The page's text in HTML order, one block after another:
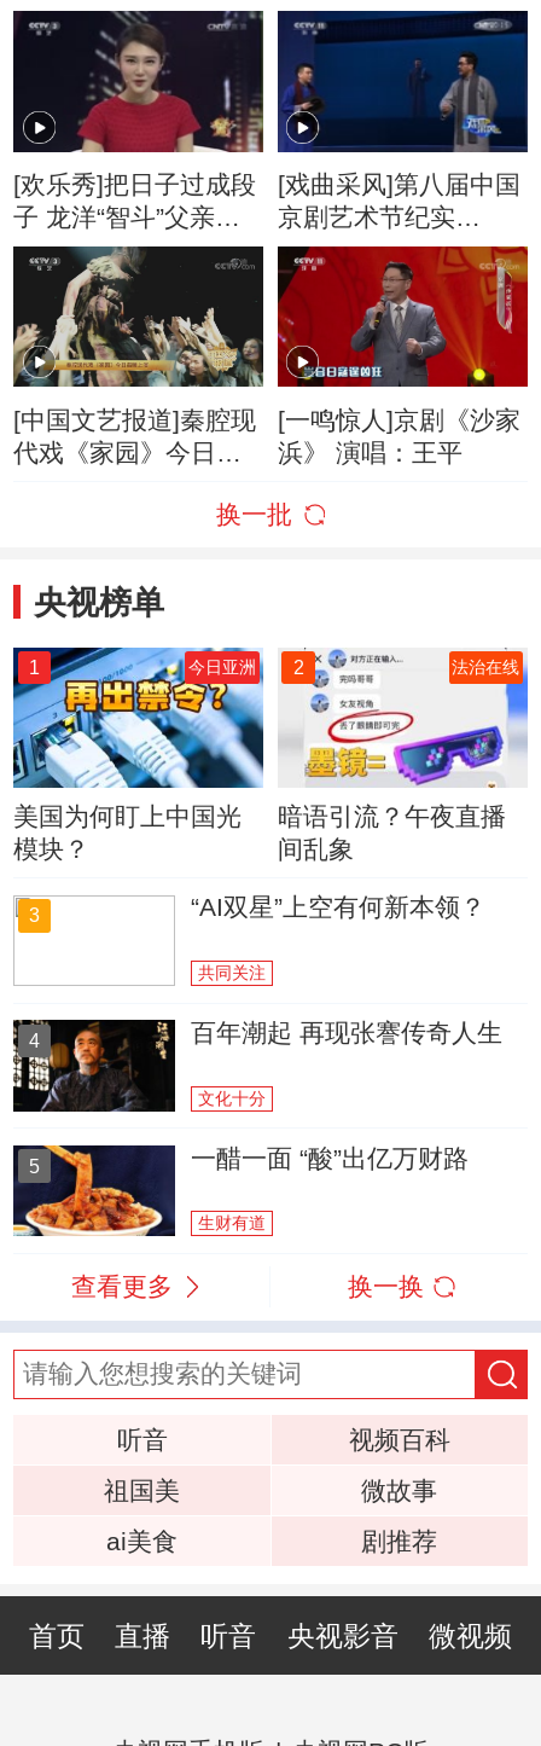
选段 演唱：王蓉蓉
演：马翔飞
[欢乐秀]把日子过成段
子 龙洋“智斗”父亲催
婚
[戏曲采风]第八届中国
京剧艺术节纪实
（中）
[中国文艺报道]秦腔现
代戏《家园》今日温
[一鸣惊人]京剧《沙家
浜》 演唱：王平
换一批
央视榜单
1 今日亚洲
美国为何盯上中国光
模块？
2 法治在线
暗语引流？午夜直播
间乱象
3 “AI双星”上空有何新本领？
共同关注
4 百年潮起 再现张謇传奇人生
文化十分
5 一醋一面 “酸”出亿万财路
生财有道
查看更多 换一换
听音
视频百科
祖国美
微故事
ai美食
剧推荐
首页 直播 听音 央视影音 微视频